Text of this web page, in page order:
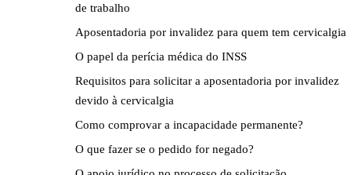
de trabalho
Aposentadoria por invalidez para quem tem cervicalgia
O papel da perícia médica do INSS
Requisitos para solicitar a aposentadoria por invalidez
devido à cervicalgia
Como comprovar a incapacidade permanente?
O que fazer se o pedido for negado?